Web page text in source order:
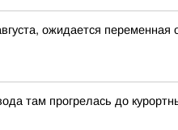
ожидается переменная
там прогрелась до